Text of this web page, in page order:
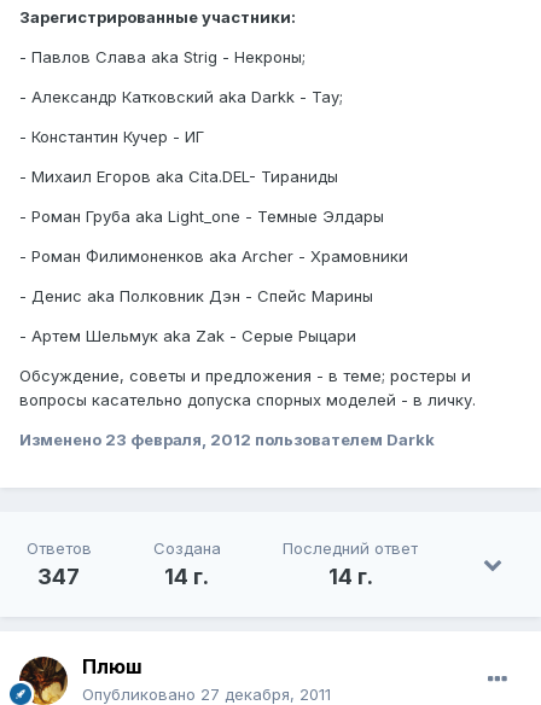
Зарегистрированные участники:
- Павлов Слава aka Strig - Некроны;
- Александр Катковский aka Darkk - Тау;
- Константин Кучер - ИГ
- Михаил Егоров aka Cita.DEL- Тираниды
- Роман Груба aka Light_one - Темные Элдары
- Роман Филимоненков aka Archer - Храмовники
- Денис aka Полковник Дэн - Спейс Марины
- Артем Шельмук aka Zak - Серые Рыцари
Обсуждение, советы и предложения - в теме; ростеры и
вопросы касательно допуска спорных моделей - в личку.
Изменено 23 февраля, 2012 пользователем Darkk
Ответов
347
Создана
14 г.
Последний ответ
14 г.
Плюш
Опубликовано 27 декабря, 2011